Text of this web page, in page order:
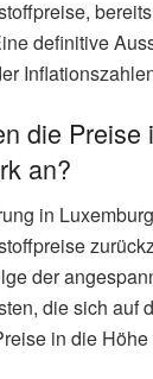
✓ Verifiziert
zu relevanten
Inhalt